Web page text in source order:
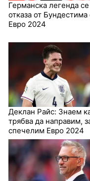
Германска легенда се
отказа от Бундестима
Евро 2024
Деклан Райс: Знаем
трябва да направим,
спечелим Евро 2024